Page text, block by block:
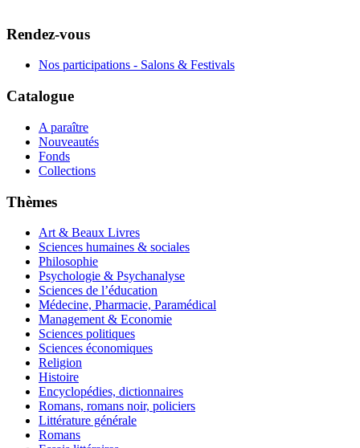
Rendez-vous
Nos participations - Salons & Festivals
Catalogue
A paraître
Nouveautés
Fonds
Collections
Thèmes
Art & Beaux Livres
Sciences humaines & sociales
Philosophie
Psychologie & Psychanalyse
Sciences de l’éducation
Médecine, Pharmacie, Paramédical
Management & Economie
Sciences politiques
Sciences économiques
Religion
Histoire
Encyclopédies, dictionnaires
Romans, romans noir, policiers
Littérature générale
Romans